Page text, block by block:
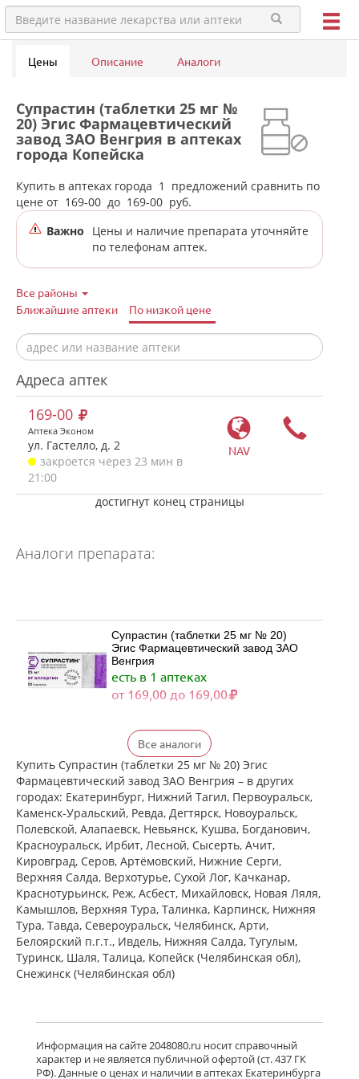
Цены Описание Аналоги
Супрастин (таблетки 25 мг №
20) Эгис Фармацевтический
завод ЗАО Венгрия в аптеках
города Копейска
(Челябинская обл)
Купить в аптеках города 1
предложений сравнить по
цене от 169-00 до 169-00 руб.
Важно
Цены и наличие препарата уточняйте
по телефонам аптек.
Все районы
Ближайшие аптеки
По низкой цене
Адреса аптек
NAV
169-00
Аптека Эконом
ул. Гастелло, д. 2
закроется через 23 мин в
21:00
достигнут конец страницы
Аналоги препарата:
Супрастин (таблетки 25 мг № 20)
Эгис Фармацевтический завод ЗАО
Венгрия
есть в 1 аптеках
от 169,00 до 169,00
Хлоропирамин (таблетки 25 мг № 20)
Атолл ООО Россия Озон ООО г.
Жигулевск Россия
Нет в аптеках города
Супрастин (таблетки 25 мг № 40)
Эгис Фармацевтический завод ЗАО
Венгрия
есть в 1 аптеках
от 220,00 до 220,00
Хлоропирамин (таблетки 25 мг № 20)
Промомед Рус ООО Биохимик АО г.
Саранск Россия
Нет в аптеках города
Суприламин (таблетки 25 мг № 40)
Велфарм ООО г. Курган Россия
Нет в аптеках города
Все аналоги
Купить Супрастин (таблетки 25 мг № 20) Эгис
Фармацевтический завод ЗАО Венгрия – в других
городах: Екатеринбург, Нижний Тагил, Первоуральск,
Каменск-Уральский, Ревда, Дегтярск, Новоуральск,
Полевской, Алапаевск, Невьянск, Кушва, Богданович,
Красноуральск, Ирбит, Лесной, Сысерть, Ачит,
Кировград, Серов, Артёмовский, Нижние Cерги,
Верхняя Салда, Верхотурье, Сухой Лог, Качканар,
Краснотурьинск, Реж, Асбест, Михайловск, Новая Ляля,
Камышлов, Верхняя Тура, Талинка, Карпинск, Нижняя
Тура, Тавда, Североуральск, Челябинск, Арти,
Белоярский п.г.т., Ивдель, Нижняя Салда, Тугулым,
Туринск, Шаля, Талица, Копейск (Челябинская обл),
Снежинск (Челябинская обл)
Информация на сайте 2048080.ru носит справочный
характер и не является публичной офертой (ст. 437 ГК
РФ). Данные о ценах и наличии в аптеках Екатеринбурга